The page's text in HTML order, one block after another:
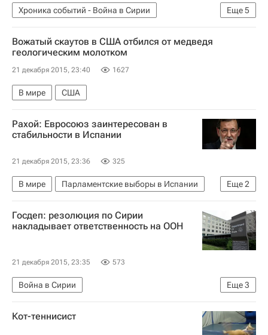
Еще5
Хроника событий - Война в Сирии
Война в Сирии
США
Сирия
Государственный департамент США
Россия
Вожатый скаутов в США отбился от медведя
геологическим молотком
21 декабря 2015, 23:40 1627
В мире США
Рахой: Евросоюз заинтересован в
стабильности в Испании
21 декабря 2015, 23:36 325
Еще2
В мире
Парламентские выборы в Испании
Испания
Мариано Рахой
Госдеп: резолюция по Сирии
накладывает ответственность на ООН
21 декабря 2015, 23:35 573
Еще3
Война в Сирии
Мирный процесс - Война в Сирии
Сирия
США
Кот-теннисист